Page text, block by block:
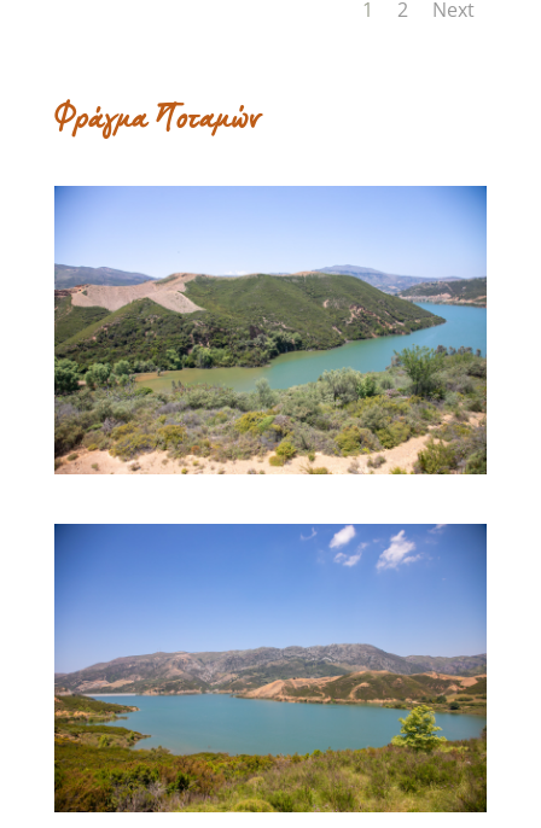
1 2 Next
Φράγμα Ποταμών